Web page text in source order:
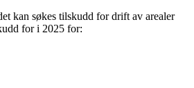
kan søkes tilskudd for drift av arealer
for i 2025 for: